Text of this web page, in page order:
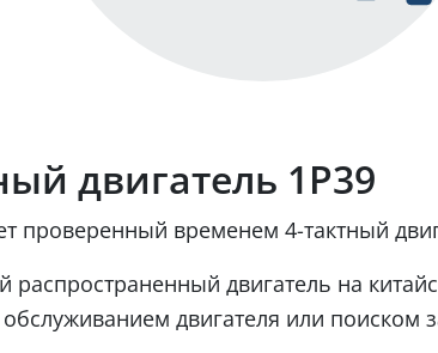
двигатель 1Р39
проверенный временем 4-тактный
двигатель на
двигателя или поиском